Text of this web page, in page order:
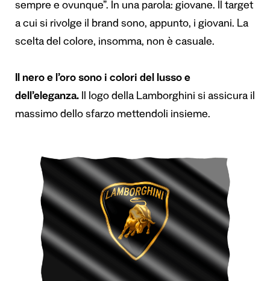
sempre e ovunque”. In una parola: giovane. Il target
a cui si rivolge il brand sono, appunto, i giovani. La
scelta del colore, insomma, non è casuale.
Il nero e l’oro sono i colori del lusso e
dell’eleganza. Il logo della Lamborghini si assicura il
massimo dello sfarzo mettendoli insieme.